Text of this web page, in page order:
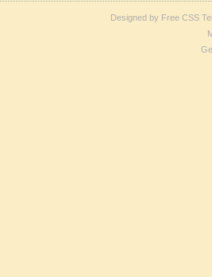
Designed by Free CSS